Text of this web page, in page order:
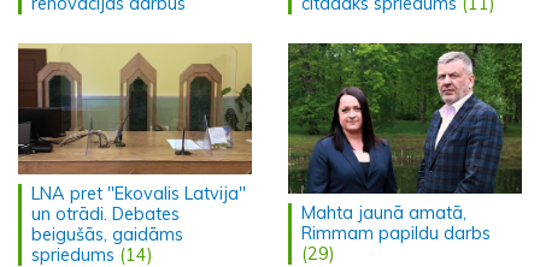
LNA pret "Ekovalis Latvija"
un otrādi. Debates
beigušās, gaidāms
spriedums (14)
Mahta jaunā amatā,
Rimmam papildu darbs
(29)